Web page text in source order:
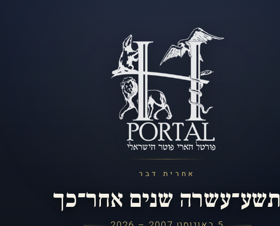
אחרית דבר
שנים אחר־כך